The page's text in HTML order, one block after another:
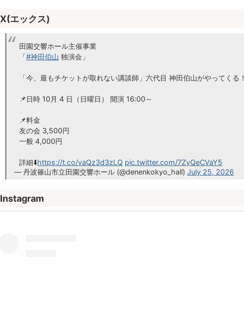
X(エックス)
田園交響ホール主催事業
「#神田伯山 独演会」
「今、最もチケットが取れない講談師」六代目 神田伯山がやってくる！
📌日時 10月 4 日（日曜日） 開演 16:00～
📌料金
友の会 3,500円​​
一般 4,000円
詳細⬇️https://t.co/vaQz3d3zLQ pic.twitter.com/7ZyQeCVaY5
— 丹波篠山市立田園交響ホール (@denenkokyo_hall) July 25, 2026
Instagram